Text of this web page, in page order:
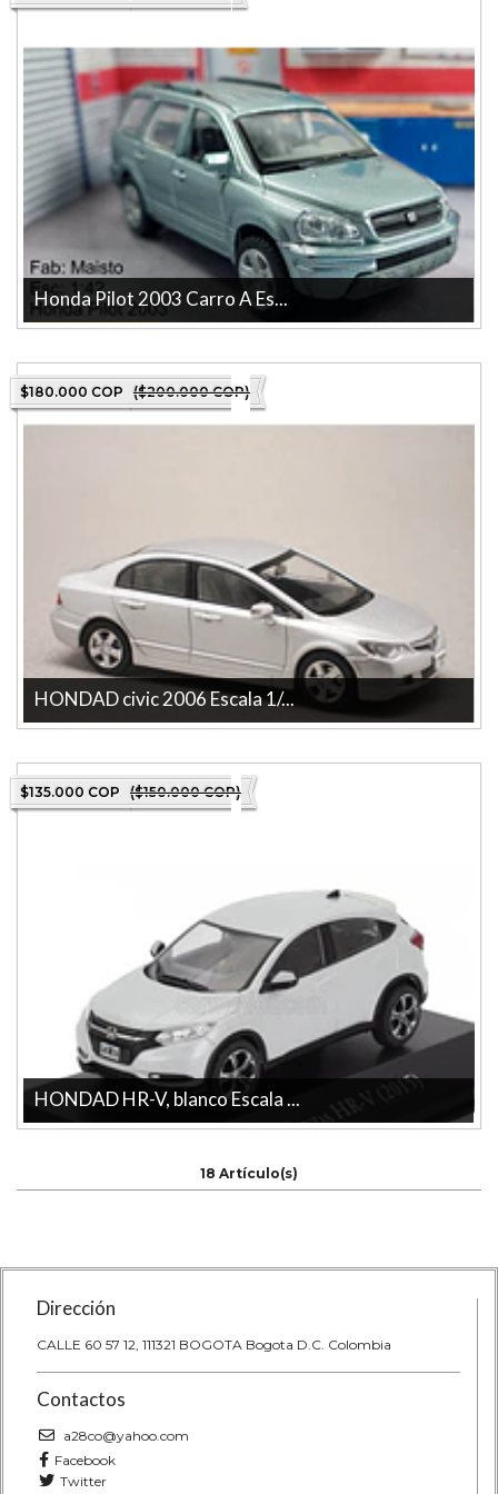
Honda Pilot 2003 Carro A Es...
Honda Pilot Carro A Escala De Colección Honda Pilot 2003 a
$180.000 COP ($200.000 COP)
HONDAD civic 2006 Escala 1/...
Descubre el HONDAD CIVIC a escala 1/43, fabricado por la
$135.000 COP ($150.000 COP)
HONDAD HR-V, blanco Escala ...
Descubre el HONDAD HR-V en escala 1/43, fabricado por la
18 Artículo(s)
Dirección
CALLE 60 57 12, 111321 BOGOTA Bogota D.C. Colombia
Contactos
a28co@yahoo.com
Facebook
Twitter